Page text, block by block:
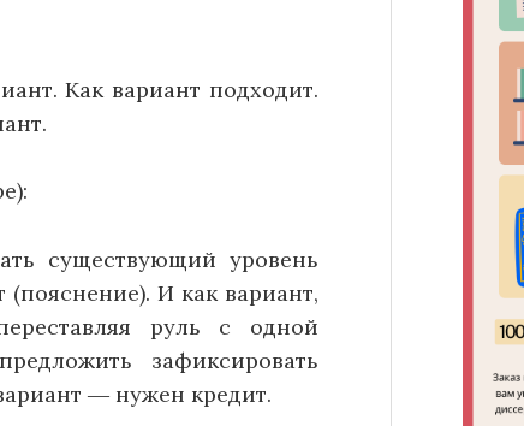
Как вариант подходит.
существующий уровень
(пояснение). И как вариант,
руль с одной
зафиксировать
― нужен кредит.